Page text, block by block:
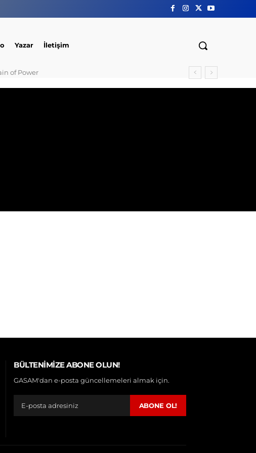
Yazar İletişim
of Power
BÜLTENIMIZE ABONE OLUN!
GASAM'dan e-posta güncellemeleri almak için.
ABONE OL!